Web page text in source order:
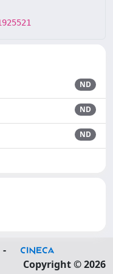
ND
ND
ND
-
Copyright © 2026